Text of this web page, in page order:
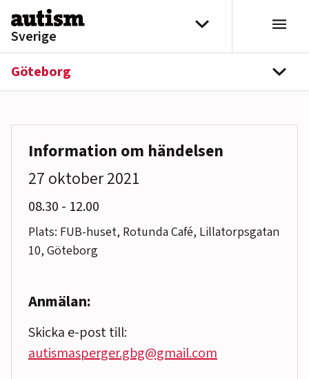
Hoppa till innehåll
Sverige
Välj distrikt
Göteborg
Information om händelsen
27 oktober 2021
08.30 till
- 12.00
Plats: FUB-huset, Rotunda Café, Lillatorpsgatan
10, Göteborg
Anmälan:
Skicka e-post till:
autismasperger.gbg@gmail.com